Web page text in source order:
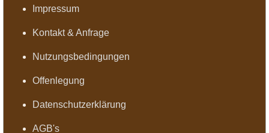
Impressum
Kontakt & Anfrage
Nutzungsbedingungen
Offenlegung
Datenschutzerklärung
AGB's